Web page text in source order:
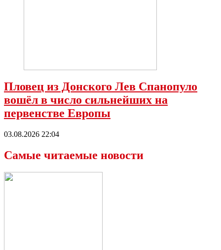
Пловец из Донского Лев Спанопуло
вошёл в число сильнейших на
первенстве Европы
03.08.2026 22:04
Самые читаемые новости